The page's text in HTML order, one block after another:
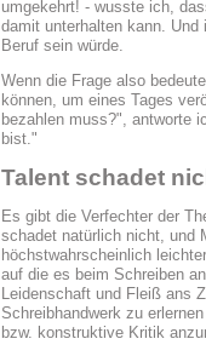
umgekehrt! - wusste ich,
damit unterhalten kann.
Beruf sein würde.
Wenn die Frage also
können, um eines Tages
bezahlen muss?", antworte
bist."
Talent schadet
Es gibt die Verfechter der
schadet natürlich nicht, und
höchstwahrscheinlich
auf die es beim Schreiben
Leidenschaft und Fleiß ans
Schreibhandwerk zu
bzw. konstruktive Kritik